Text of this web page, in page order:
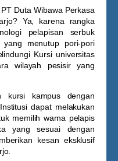
Duta Wibawa Perkasa
Ya, karena rangka
pelapisan serbuk
menutup pori-pori
Kursi universitas
wilayah pesisir yang
kursi kampus dengan
dapat melakukan
memilih warna pelapis
yang sesuai dengan
kesan eksklusif